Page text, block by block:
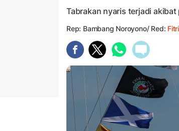
Tabrakan nyaris terjadi
Rep: Bambang Noroyono/ Red: